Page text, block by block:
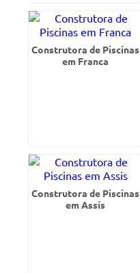
Construtora de Piscinas
em Franca
Construtora de Piscinas
em Assis